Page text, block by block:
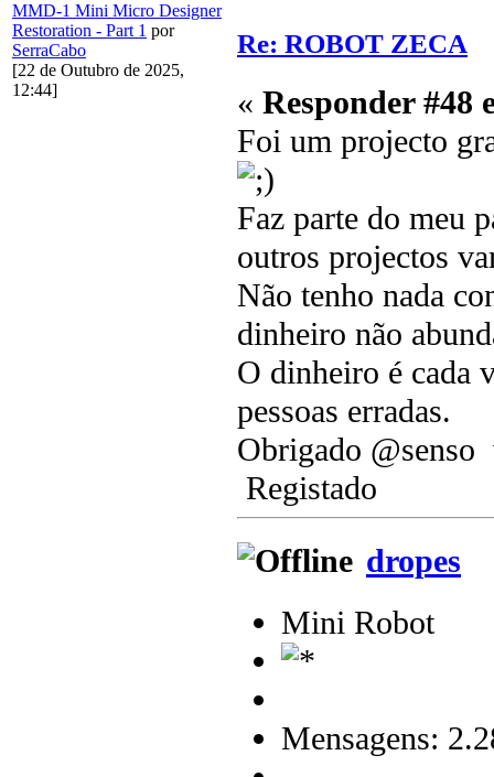
MMD-1 Mini Micro Designer
Restoration - Part 1 por
SerraCabo
[22 de Outubro de 2025,
12:44]
Re: ROBOT ZECA
« Responder #48
Foi um projecto
Faz parte do meu
outros projectos
Não tenho nada
dinheiro não
O dinheiro é cada
pessoas erradas.
Obrigado
Registado
dropes
Mini Robot
Mensagens: